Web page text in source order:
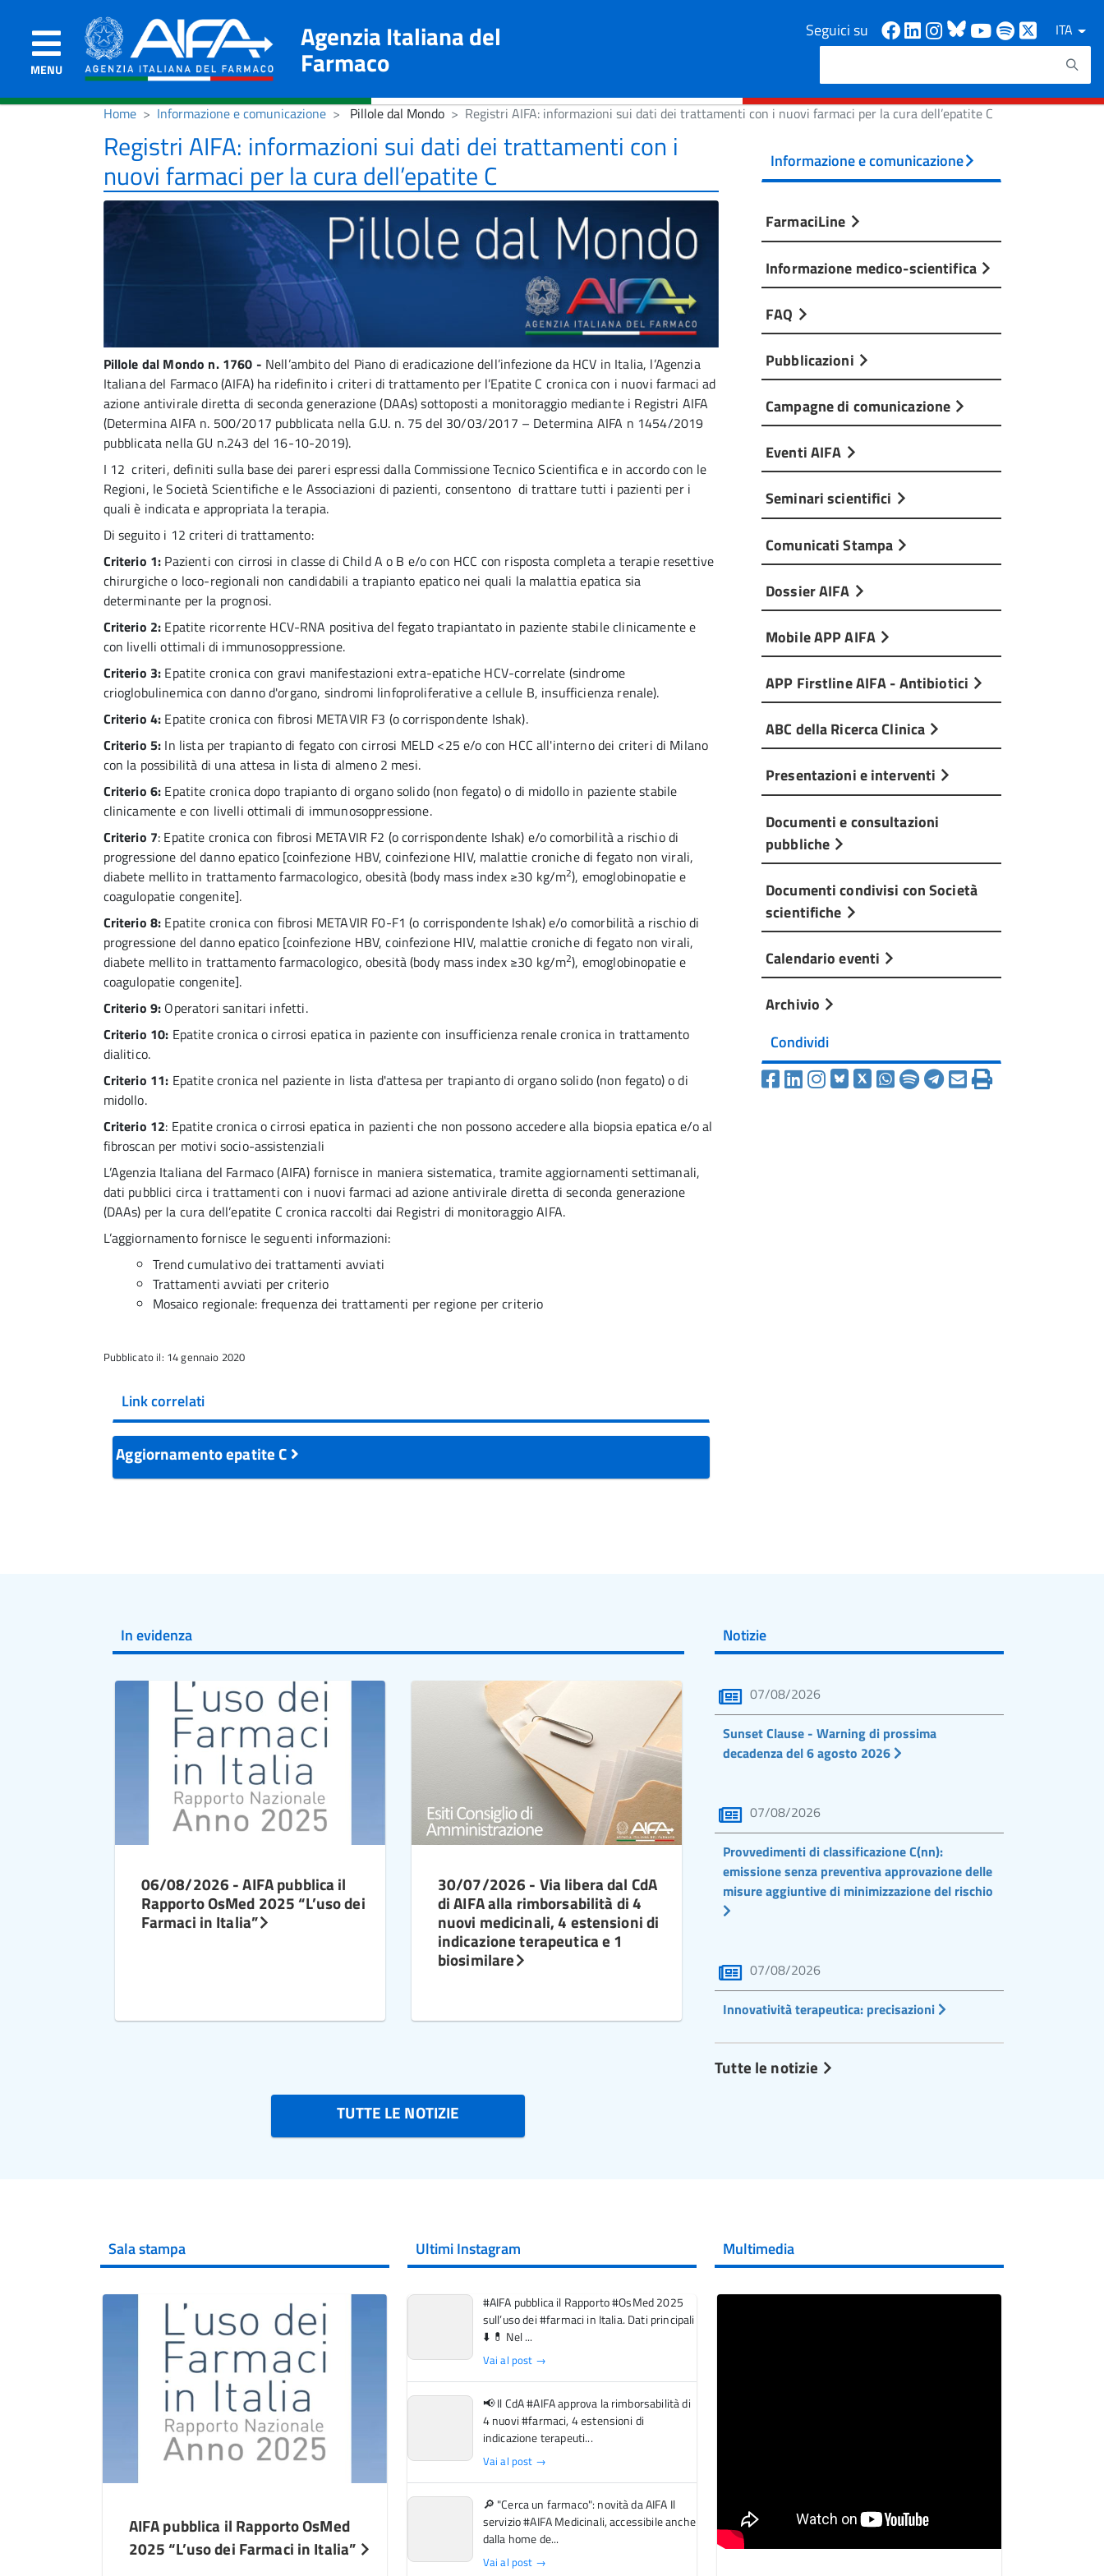
MENU
Agenzia Italiana del
Farmaco
Seguici su Facebook
Linkedin
Instagram
Bluesky
Youtube
Spotify
ITA
Cerca
Home Informazione e comunicazione Pillole dal Mondo Registri AIFA: informazioni sui dati dei trattamenti con i nuovi farmaci per la cura dell’epatite C
Registri AIFA: informazioni sui dati dei trattamenti con i
nuovi farmaci per la cura dell’epatite C
Pillole dal Mondo n. 1760 - Nell’ambito del Piano di eradicazione dell’infezione da HCV in Italia, l’Agenzia
Italiana del Farmaco (AIFA) ha ridefinito i criteri di trattamento per l’Epatite C cronica con i nuovi farmaci ad
azione antivirale diretta di seconda generazione (DAAs) sottoposti a monitoraggio mediante i Registri AIFA
(Determina AIFA n. 500/2017 pubblicata nella G.U. n. 75 del 30/03/2017 – Determina AIFA n 1454/2019
pubblicata nella GU n.243 del 16-10-2019).
I 12 criteri, definiti sulla base dei pareri espressi dalla Commissione Tecnico Scientifica e in accordo con le
Regioni, le Società Scientifiche e le Associazioni di pazienti, consentono di trattare tutti i pazienti per i
quali è indicata e appropriata la terapia.
Di seguito i 12 criteri di trattamento:
Criterio 1: Pazienti con cirrosi in classe di Child A o B e/o con HCC con risposta completa a terapie resettive
chirurgiche o loco-regionali non candidabili a trapianto epatico nei quali la malattia epatica sia
determinante per la prognosi.
Criterio 2: Epatite ricorrente HCV-RNA positiva del fegato trapiantato in paziente stabile clinicamente e
con livelli ottimali di immunosoppressione.
Criterio 3: Epatite cronica con gravi manifestazioni extra-epatiche HCV-correlate (sindrome
crioglobulinemica con danno d'organo, sindromi linfoproliferative a cellule B, insufficienza renale).
Criterio 4: Epatite cronica con fibrosi METAVIR F3 (o corrispondente Ishak).
Criterio 5: In lista per trapianto di fegato con cirrosi MELD <25 e/o con HCC all'interno dei criteri di Milano
con la possibilità di una attesa in lista di almeno 2 mesi.
Criterio 6: Epatite cronica dopo trapianto di organo solido (non fegato) o di midollo in paziente stabile
clinicamente e con livelli ottimali di immunosoppressione.
Criterio 7: Epatite cronica con fibrosi METAVIR F2 (o corrispondente Ishak) e/o comorbilità a rischio di
progressione del danno epatico [coinfezione HBV, coinfezione HIV, malattie croniche di fegato non virali,
diabete mellito in trattamento farmacologico, obesità (body mass index ≥30 kg/m2), emoglobinopatie e
coagulopatie congenite].
Criterio 8: Epatite cronica con fibrosi METAVIR F0-F1 (o corrispondente Ishak) e/o comorbilità a rischio di
progressione del danno epatico [coinfezione HBV, coinfezione HIV, malattie croniche di fegato non virali,
diabete mellito in trattamento farmacologico, obesità (body mass index ≥30 kg/m2), emoglobinopatie e
coagulopatie congenite].
Criterio 9: Operatori sanitari infetti.
Criterio 10: Epatite cronica o cirrosi epatica in paziente con insufficienza renale cronica in trattamento
dialitico.
Criterio 11: Epatite cronica nel paziente in lista d'attesa per trapianto di organo solido (non fegato) o di
midollo.
Criterio 12: Epatite cronica o cirrosi epatica in pazienti che non possono accedere alla biopsia epatica e/o al
fibroscan per motivi socio-assistenziali
L’Agenzia Italiana del Farmaco (AIFA) fornisce in maniera sistematica, tramite aggiornamenti settimanali,
dati pubblici circa i trattamenti con i nuovi farmaci ad azione antivirale diretta di seconda generazione
(DAAs) per la cura dell’epatite C cronica raccolti dai Registri di monitoraggio AIFA.
L’aggiornamento fornisce le seguenti informazioni:
Trend cumulativo dei trattamenti avviati
Trattamenti avviati per criterio
Mosaico regionale: frequenza dei trattamenti per regione per criterio
Pubblicato il: 14 gennaio 2020
Link correlati
Aggiornamento epatite C
Informazione e comunicazione
FarmaciLine
Informazione medico-scientifica
FAQ
Pubblicazioni
Campagne di comunicazione
Eventi AIFA
Seminari scientifici
Comunicati Stampa
Dossier AIFA
Mobile APP AIFA
APP Firstline AIFA - Antibiotici
ABC della Ricerca Clinica
Presentazioni e interventi
Documenti e consultazioni
pubbliche
Documenti condivisi con Società
scientifiche
Calendario eventi
Archivio
Condividi
In evidenza
06/08/2026 - AIFA pubblica il
Rapporto OsMed 2025 “L’uso dei
Farmaci in Italia”
30/07/2026 - Via libera dal CdA
di AIFA alla rimborsabilità di 4
nuovi medicinali, 4 estensioni di
indicazione terapeutica e 1
biosimilare
TUTTE LE NOTIZIE
Notizie
07/08/2026
Sunset Clause - Warning di prossima
decadenza del 6 agosto 2026
07/08/2026
Provvedimenti di classificazione C(nn):
emissione senza preventiva approvazione delle
misure aggiuntive di minimizzazione del rischio
07/08/2026
Innovatività terapeutica: precisazioni
Tutte le notizie
Sala stampa
AIFA pubblica il Rapporto OsMed
2025 “L’uso dei Farmaci in Italia”
Ultimi Instagram
#AIFA pubblica il Rapporto #OsMed 2025
sull’uso dei #farmaci in Italia. Dati principali
⬇️ 💊 Nel ...
Vai al post →
📢 Il CdA #AIFA approva la rimborsabilità di
4 nuovi #farmaci, 4 estensioni di
indicazione terapeuti...
Vai al post →
🔎 "Cerca un farmaco": novità da AIFA Il
servizio #AIFA Medicinali, accessibile anche
dalla home de...
Vai al post →
Multimedia